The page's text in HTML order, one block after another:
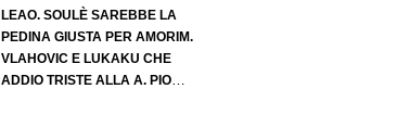
LEAO. SOULÈ SAREBBE LA
PEDINA GIUSTA PER AMORIM.
VLAHOVIC E LUKAKU CHE
ADDIO TRISTE ALLA A. PIO